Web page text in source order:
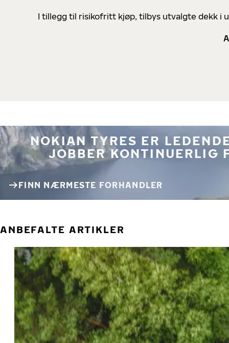
I tillegg til risikofritt kjøp, tilbys utvalgte dekk i
NOKIAN TYRES ER
JOBBER KONTINUERLIG
FINN NÆRMESTE FORHANDLER
ANBEFALTE ARTIKLER